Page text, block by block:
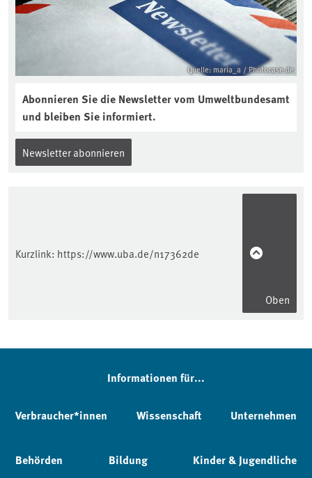
Quelle: maria_a / Photocase.de
Abonnieren Sie die Newsletter vom Umweltbundesamt
und bleiben Sie informiert.
Newsletter abonnieren
Kurzlink: https://www.uba.de/n17362de
Oben
Informationen für...
Verbraucher*innen Wissenschaft Unternehmen
Behörden Bildung Kinder & Jugendliche